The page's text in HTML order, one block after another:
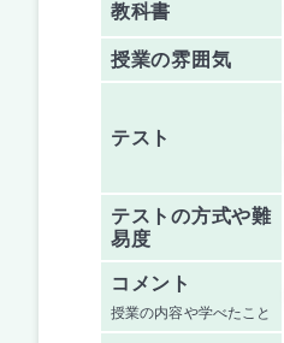
教科書
授業の雰囲気
テスト
テストの方式や難
易度
コメント
授業の内容や学べたこと